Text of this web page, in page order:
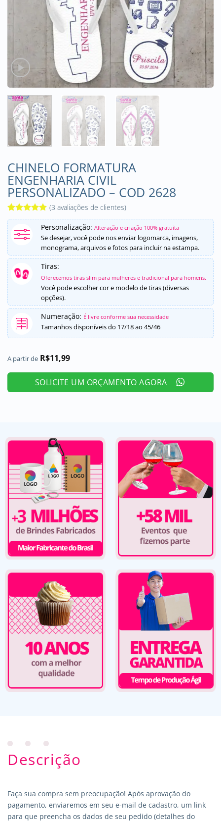
CHINELO FORMATURA
ENGENHARIA CIVIL
PERSONALIZADO – COD 2628
Avaliado
como
de
5, com
baseado em
3
avaliações
de clientes
(3 avaliações de clientes)
Personalização: Alteração e criação 100% gratuita
Se desejar, você pode nos enviar logomarca, imagens,
monograma, arquivos e fotos para incluir na estampa.
Tiras:
Oferecemos tiras slim para mulheres e tradicional para homens.
Você pode escolher cor e modelo de tiras (diversas
opções).
Numeração: É livre conforme sua necessidade
Tamanhos disponíveis do 17/18 ao 45/46
A partir de R$11,99
SOLICITE UM ORÇAMENTO AGORA
Descrição
Faça sua compra sem preocupação! Após aprovação do
pagamento, enviaremos em seu e-mail de cadastro, um link
para que preencha os dados de seu pedido (detalhes do